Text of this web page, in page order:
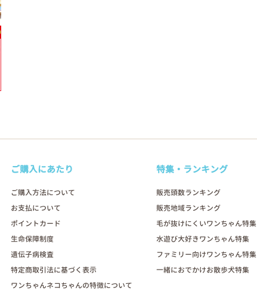
ご購入にあたり
ご購入方法について
お支払について
ポイントカード
生命保障制度
遺伝子病検査
特定商取引法に基づく表示
ワンちゃんネコちゃんの特徴について
特集・ランキング
販売頭数ランキング
販売地域ランキング
毛が抜けにくいワンちゃん特集
水遊び大好きワンちゃん特集
ファミリー向けワンちゃん特集
一緒におでかけお散歩犬特集